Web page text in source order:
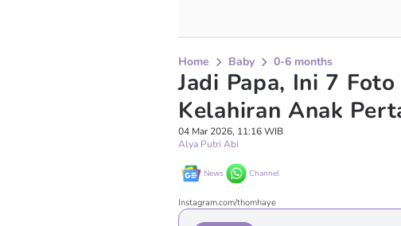
Home Baby 0-6 months
Jadi Papa, Ini 7
Kelahiran Anak
04 Mar 2026, 11:16 WIB
Alya Putri Abi
News Channel
Instagram.com/thomhaye